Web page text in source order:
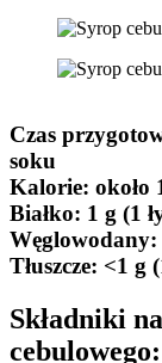
Czas
soku
Kalorie: około
Białko: 1 g (1
Węglowodany:
Tłuszcze: <1 g
Składniki
cebulowego: